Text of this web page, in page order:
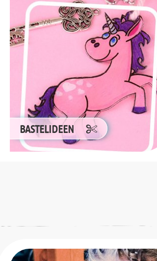
BASTELIDEEN